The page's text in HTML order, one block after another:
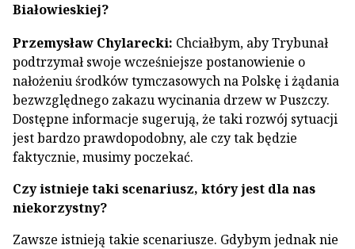
Białowieskiej?
Przemysław Chylarecki: Chciałbym, aby Trybunał
podtrzymał swoje wcześniejsze postanowienie o
nałożeniu środków tymczasowych na Polskę i żądania
bezwzględnego zakazu wycinania drzew w Puszczy.
Dostępne informacje sugerują, że taki rozwój sytuacji
jest bardzo prawdopodobny, ale czy tak będzie
faktycznie, musimy poczekać.
Czy istnieje taki scenariusz, który jest dla nas
niekorzystny?
Zawsze istnieją takie scenariusze. Gdybym jednak nie